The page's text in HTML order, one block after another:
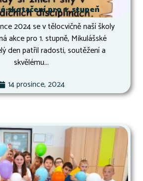
skotačení pro 1. stupeň
2024 se v tělocvičně naší školy
akce pro 1. stupně, Mikulášské
den patřil radosti, soutěžení a
skvělému...
14 prosince, 2024